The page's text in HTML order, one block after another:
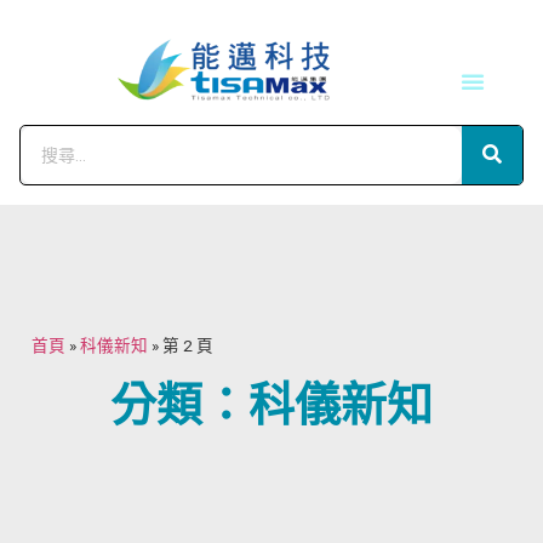
首頁 »科儀新知 » 第 2 頁
分類：科儀新知